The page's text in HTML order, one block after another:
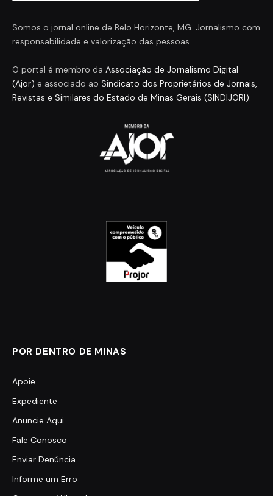
Somos o jornal online de Belo Horizonte, MG. Jornalismo com
responsabilidade e valorização das pessoas.
O portal é membro da Associação de Jornalismo Digital
(Ajor) e associado ao Sindicato dos Proprietários de Jornais,
Revistas e Similares do Estado de Minas Gerais (SINDIJORI).
POR DENTRO DE MINAS
Apoie
Expediente
Anuncie Aqui
Fale Conosco
Enviar Denúncia
Informe um Erro